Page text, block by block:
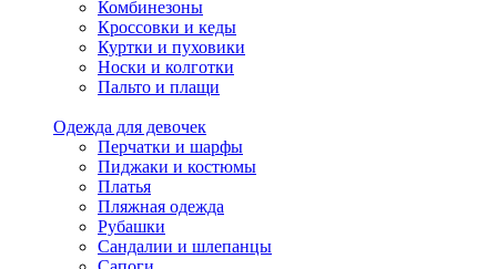
Комбинезоны
Кроссовки и кеды
Куртки и пуховики
Носки и колготки
Пальто и плащи
Одежда для девочек
Перчатки и шарфы
Пиджаки и костюмы
Платья
Пляжная одежда
Рубашки
Сандалии и шлепанцы